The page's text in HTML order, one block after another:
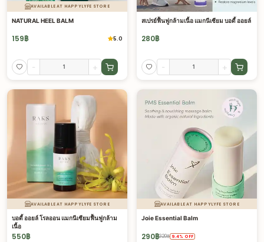
AVAILABLE AT HAPPYLYFE STORE
NATURAL HEEL BALM
159฿ 5.0
- +
สเปรย์ฟื้นฟูกล้ามเนื้อ แมกนีเซียม บอดี้ ออยล์
280฿
- +
AVAILABLE AT HAPPYLYFE STORE
บอดี้ ออยล์ โรลออน แมกนีเซียมฟื้นฟูกล้าม
เนื้อ
550฿
AVAILABLE AT HAPPYLYFE STORE
Joie Essential Balm
290฿320฿ 9.4% OFF